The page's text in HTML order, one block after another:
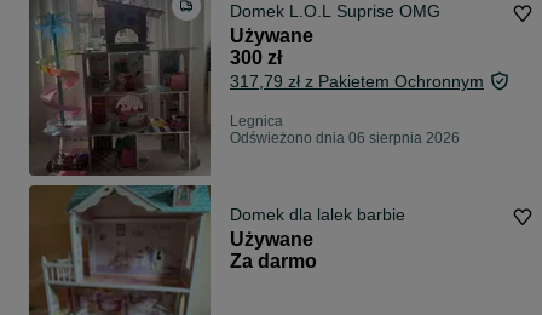
Domek L.O.L Suprise OMG
Używane
300 zł
317,79 zł z Pakietem Ochronnym
Legnica
Odświeżono dnia 06 sierpnia 2026
Domek dla lalek barbie
Używane
Za darmo